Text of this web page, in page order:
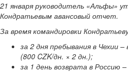
21 января руководитель «Альфы»
Кондратьевым авансовый отчет.
За время командировки
за 2 дня пребывания в Чехии
(800 CZK/дн. × 2 дн.);
за 1 день возврата в Россию –